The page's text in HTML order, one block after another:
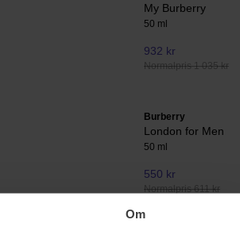
Om
My Burberry
50 ml
932 kr
Normalpris 1 035 kr
Burberry
London for Men
50 ml
550 kr
Normalpris 611 kr